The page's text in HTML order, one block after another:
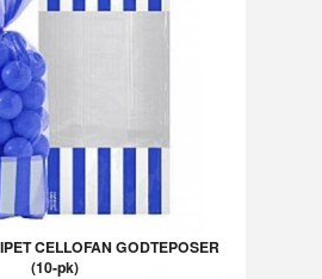
CELLOFAN GODTEPOSER
(10-pk)